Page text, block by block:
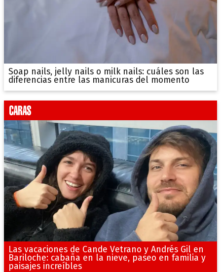
Soap nails, jelly nails o milk nails: cuáles son las
diferencias entre las manicuras del momento
Las vacaciones de Cande Vetrano y Andrés Gil en
Bariloche: cabaña en la nieve, paseo en familia y
paisajes increíbles